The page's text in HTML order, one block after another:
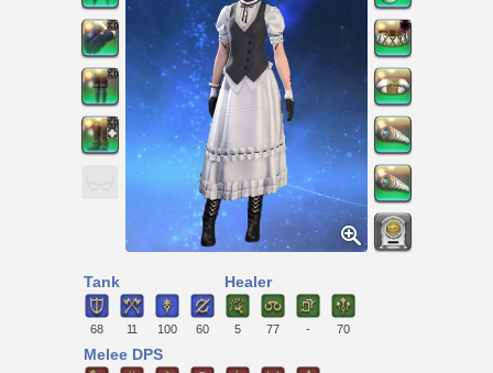
Tank
68 11 100 60
Healer
5 77 - 70
Melee DPS